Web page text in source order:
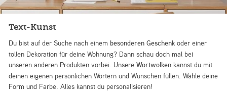
Text-Kunst
Du bist auf der Suche nach einem besonderen Geschenk oder einer
tollen Dekoration für deine Wohnung? Dann schau doch mal bei
unseren anderen Produkten vorbei. UnsereWortwolken kannst du mit
deinen eigenen persönlichen Wörtern und Wünschen füllen. Wähle deine
Form und Farbe. Alles kannst du personalisieren!